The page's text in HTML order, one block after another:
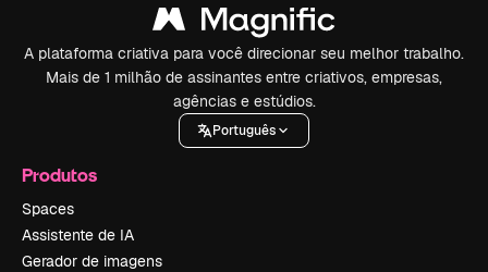
A plataforma criativa para você direcionar seu melhor trabalho.
Mais de 1 milhão de assinantes entre criativos, empresas,
agências e estúdios.
Português
Produtos
Spaces
Assistente de IA
Gerador de imagens